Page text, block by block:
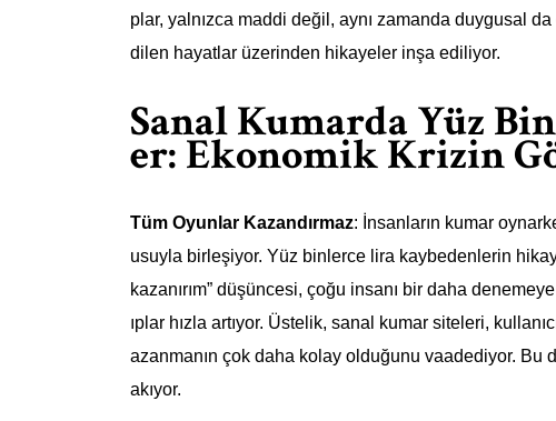
plar, yalnızca maddi değil, aynı zamanda duygusal
dilen hayatlar üzerinden hikayeler inşa ediliyor.
Sanal Kumarda Yüz
er: Ekonomik Krizin
Tüm Oyunlar Kazandırmaz: İnsanların kumar
usuyla birleşiyor. Yüz binlerce lira kaybedenlerin
kazanırım” düşüncesi, çoğu insanı bir daha
ıplar hızla artıyor. Üstelik, sanal kumar siteleri,
azanmanın çok daha kolay olduğunu vaadediyor. Bu
akıyor.